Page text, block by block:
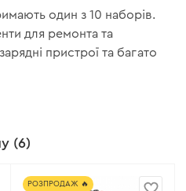
один з 10 наборів.
для ремонта та
пристрої та багато
(6)
РОЗПРОДАЖ 🔥